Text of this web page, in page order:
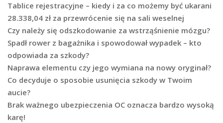
Tablice rejestracyjne – kiedy i za co możemy być ukarani
28.338,04 zł za przewrócenie się na sali weselnej
Czy należy się odszkodowanie za wstrząśnienie mózgu?
Spadł rower z bagażnika i spowodował wypadek – kto
odpowiada za szkody?
Naprawa elementu czy jego wymiana na nowy oryginał?
Co decyduje o sposobie usunięcia szkody w Twoim
aucie?
Brak ważnego ubezpieczenia OC oznacza bardzo wysoką
karę!